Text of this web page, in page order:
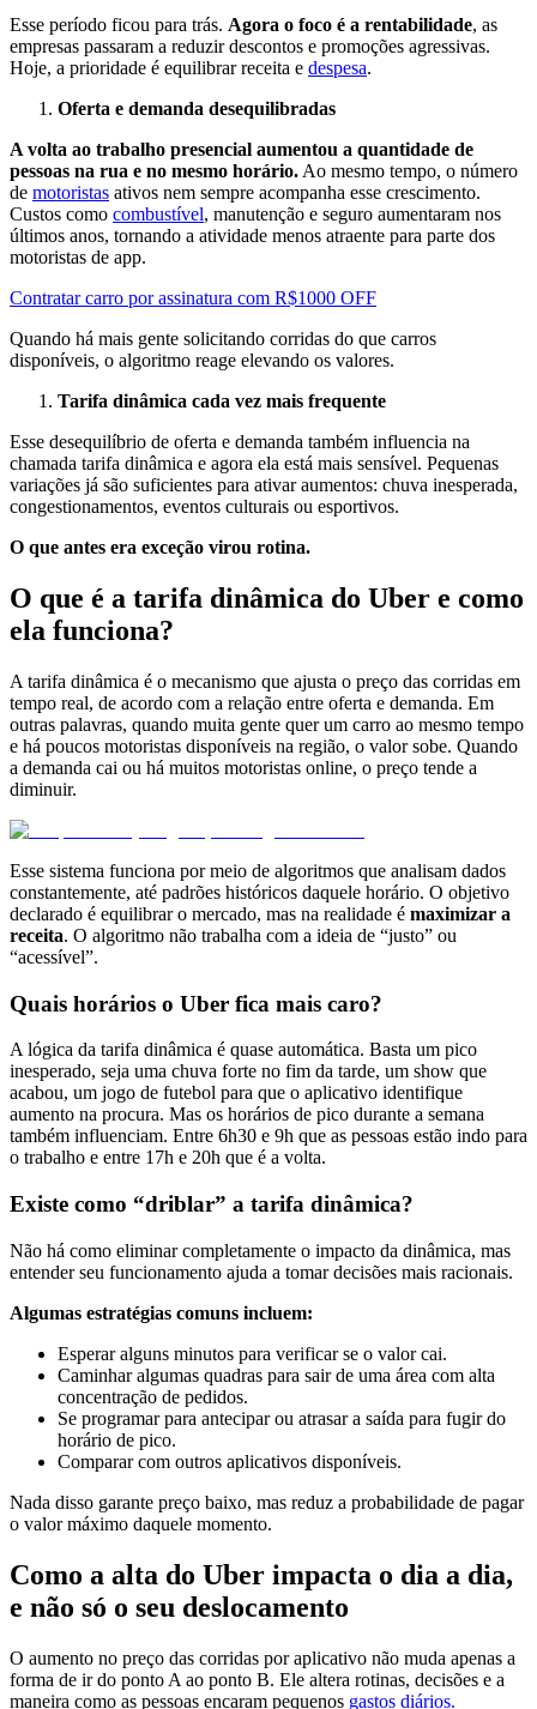
Esse período ficou para trás. Agora o foco é a rentabilidade, as
empresas passaram a reduzir descontos e promoções agressivas.
Hoje, a prioridade é equilibrar receita e despesa.
Oferta e demanda desequilibradas
A volta ao trabalho presencial aumentou a quantidade de
pessoas na rua e no mesmo horário. Ao mesmo tempo, o número
de motoristas ativos nem sempre acompanha esse crescimento.
Custos como combustível, manutenção e seguro aumentaram nos
últimos anos, tornando a atividade menos atraente para parte dos
motoristas de app.
Contratar carro por assinatura com R$1000 OFF
Quando há mais gente solicitando corridas do que carros
disponíveis, o algoritmo reage elevando os valores.
Tarifa dinâmica cada vez mais frequente
Esse desequilíbrio de oferta e demanda também influencia na
chamada tarifa dinâmica e agora ela está mais sensível. Pequenas
variações já são suficientes para ativar aumentos: chuva inesperada,
congestionamentos, eventos culturais ou esportivos.
O que antes era exceção virou rotina.
O que é a tarifa dinâmica do Uber e como
ela funciona?
A tarifa dinâmica é o mecanismo que ajusta o preço das corridas em
tempo real, de acordo com a relação entre oferta e demanda. Em
outras palavras, quando muita gente quer um carro ao mesmo tempo
e há poucos motoristas disponíveis na região, o valor sobe. Quando
a demanda cai ou há muitos motoristas online, o preço tende a
diminuir.
Esse sistema funciona por meio de algoritmos que analisam dados
constantemente, até padrões históricos daquele horário. O objetivo
declarado é equilibrar o mercado, mas na realidade é maximizar a
receita. O algoritmo não trabalha com a ideia de “justo” ou
“acessível”.
Quais horários o Uber fica mais caro?
A lógica da tarifa dinâmica é quase automática. Basta um pico
inesperado, seja uma chuva forte no fim da tarde, um show que
acabou, um jogo de futebol para que o aplicativo identifique
aumento na procura. Mas os horários de pico durante a semana
também influenciam. Entre 6h30 e 9h que as pessoas estão indo para
o trabalho e entre 17h e 20h que é a volta.
Existe como “driblar” a tarifa dinâmica?
Não há como eliminar completamente o impacto da dinâmica, mas
entender seu funcionamento ajuda a tomar decisões mais racionais.
Algumas estratégias comuns incluem:
Esperar alguns minutos para verificar se o valor cai.
Caminhar algumas quadras para sair de uma área com alta
concentração de pedidos.
Se programar para antecipar ou atrasar a saída para fugir do
horário de pico.
Comparar com outros aplicativos disponíveis.
Nada disso garante preço baixo, mas reduz a probabilidade de pagar
o valor máximo daquele momento.
Como a alta do Uber impacta o dia a dia,
e não só o seu deslocamento
O aumento no preço das corridas por aplicativo não muda apenas a
forma de ir do ponto A ao ponto B. Ele altera rotinas, decisões e a
maneira como as pessoas encaram pequenos gastos diários.